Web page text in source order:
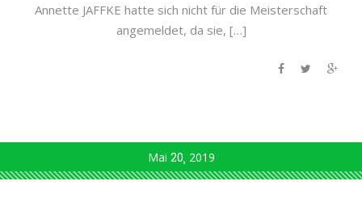
Annette JAFFKE hatte sich nicht für die Meisterschaft
angemeldet, da sie, […]
Mai 20 2019